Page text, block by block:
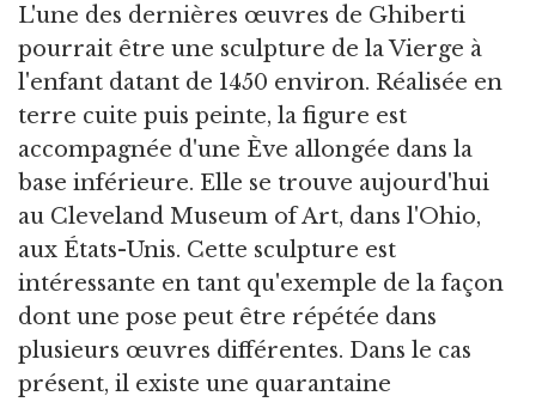
L'une des dernières œuvres de Ghiberti
pourrait être une sculpture de la Vierge à
l'enfant datant de 1450 environ. Réalisée en
terre cuite puis peinte, la figure est
accompagnée d'une Ève allongée dans la
base inférieure. Elle se trouve aujourd'hui
au Cleveland Museum of Art, dans l'Ohio,
aux États-Unis. Cette sculpture est
intéressante en tant qu'exemple de la façon
dont une pose peut être répétée dans
plusieurs œuvres différentes. Dans le cas
présent, il existe une quarantaine